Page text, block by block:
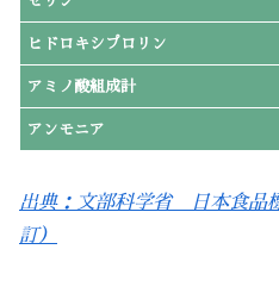
ヒドロキシプロリン
アミノ酸組成計
アンモニア
出典：文部科学省 日本食品
訂）